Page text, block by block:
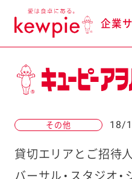
企業
その他 18/
貸切エリアとご招待
バーサル・スタジオ